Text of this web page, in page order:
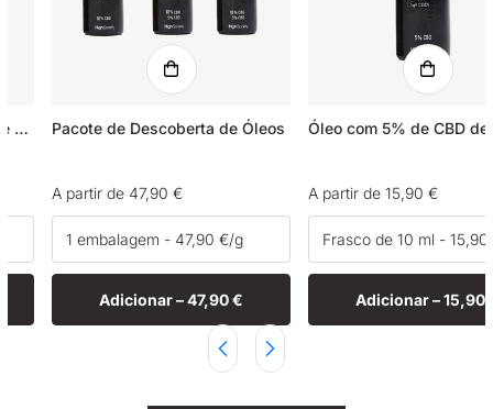
Óleo de cânhamo com 5% de CBN + 5% de CBD Pacote de Descoberta de Óleos
Preço
normal
A partir de 47,90 €
Adicionar –47,90 €
Preço
normal
A partir de 15,90 €
Adicionar –15,90